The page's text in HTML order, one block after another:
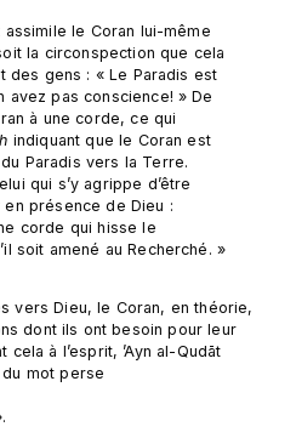
assimile le Coran lui-même
la circonspection que cela
des gens : « Le Paradis est
avez pas conscience! » De
à une corde, ce qui
indiquant que le Coran est
Paradis vers la Terre.
qui s’y agrippe d’être
présence de Dieu :
corde qui hisse le
soit amené au Recherché. »
vers Dieu, le Coran, en théorie,
dont ils ont besoin pour leur
à l’esprit, ’Ayn al-Qudāt
mot perse